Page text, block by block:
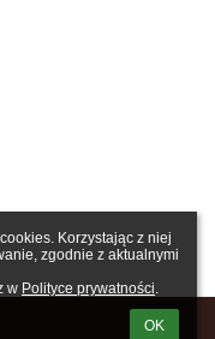
Korzystając z niej
zgodnie z aktualnymi
w Polityce prywatności.
OK